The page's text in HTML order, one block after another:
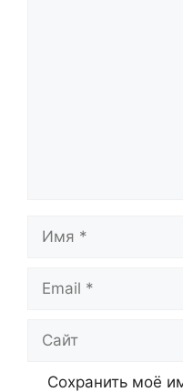
Сохранить моё